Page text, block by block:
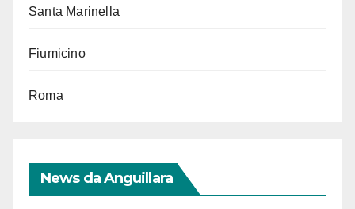
Santa Marinella
Fiumicino
Roma
News da Anguillara